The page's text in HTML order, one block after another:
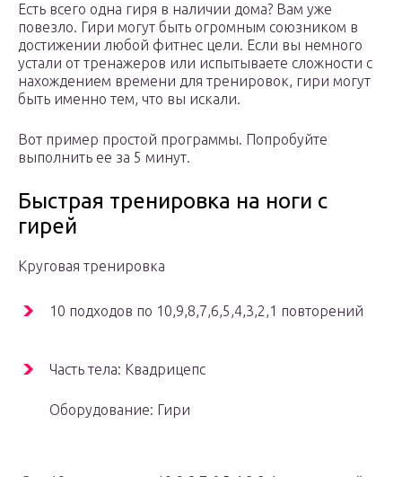
Есть всего одна гиря в наличии дома? Вам уже
повезло. Гири могут быть огромным союзником в
достижении любой фитнес цели. Если вы немного
устали от тренажеров или испытываете сложности с
нахождением времени для тренировок, гири могут
быть именно тем, что вы искали.
Вот пример простой программы. Попробуйте
выполнить ее за 5 минут.
Быстрая тренировка на ноги с
гирей
Круговая тренировка
10 подходов по 10,9,8,7,6,5,4,3,2,1 повторений
Часть тела: Квадрицепс
Оборудование: Гири